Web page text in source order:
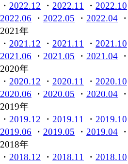
・ 2022.12 ・ 2022.11 ・ 2022.10
2022.06 ・ 2022.05 ・ 2022.04
2021年
・ 2021.12 ・ 2021.11 ・ 2021.10
2021.06 ・ 2021.05 ・ 2021.04
2020年
・ 2020.12 ・ 2020.11 ・ 2020.10
2020.06 ・ 2020.05 ・ 2020.04
2019年
・ 2019.12 ・ 2019.11 ・ 2019.10
2019.06 ・ 2019.05 ・ 2019.04
2018年
・ 2018.12 ・ 2018.11 ・ 2018.10